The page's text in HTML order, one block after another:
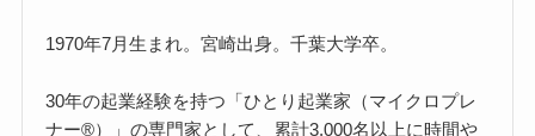
1970年7月生まれ。宮崎出身。千葉大学卒。
30年の起業経験を持つ「ひとり起業家（マイクロプレ
ナー®）」の専門家として、累計3,000名以上に時間や